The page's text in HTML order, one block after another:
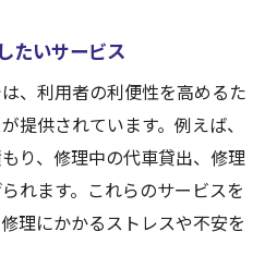
たいサービス
、利用者の利便性を高めるた
提供されています。例えば、
り、修理中の代車貸出、修理
れます。これらのサービスを
理にかかるストレスや不安を